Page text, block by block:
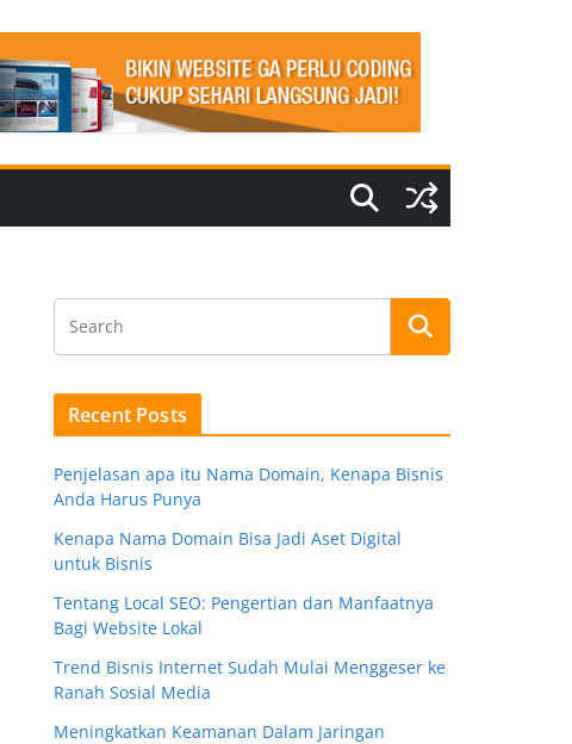
Recent Posts
Penjelasan apa itu Nama Domain, Kenapa Bisnis
Anda Harus Punya
Kenapa Nama Domain Bisa Jadi Aset Digital
untuk Bisnis
Tentang Local SEO: Pengertian dan Manfaatnya
Bagi Website Lokal
Trend Bisnis Internet Sudah Mulai Menggeser ke
Ranah Sosial Media
Meningkatkan Keamanan Dalam Jaringan